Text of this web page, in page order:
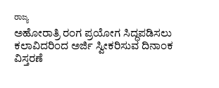
ರಾಜ್ಯ
ಅಹೋರಾತ್ರಿ ರಂಗ ಪ್ರಯೋಗ ಸಿದ್ಧಪಡಿಸಲು
ಕಲಾವಿದರಿಂದ ಅರ್ಜಿ ಸ್ವೀಕರಿಸುವ ದಿನಾಂಕ
ವಿಸ್ತರಣೆ